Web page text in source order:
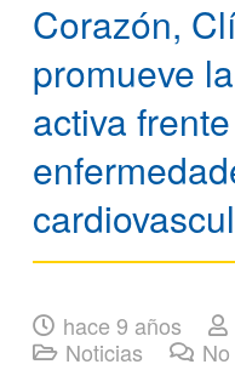
Corazón,
promueve
activa
hace 9 años
Noticias